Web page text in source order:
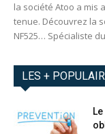
la société Atoo a mis
tenue. Découvrez la
NF525… Spécialiste
LES +